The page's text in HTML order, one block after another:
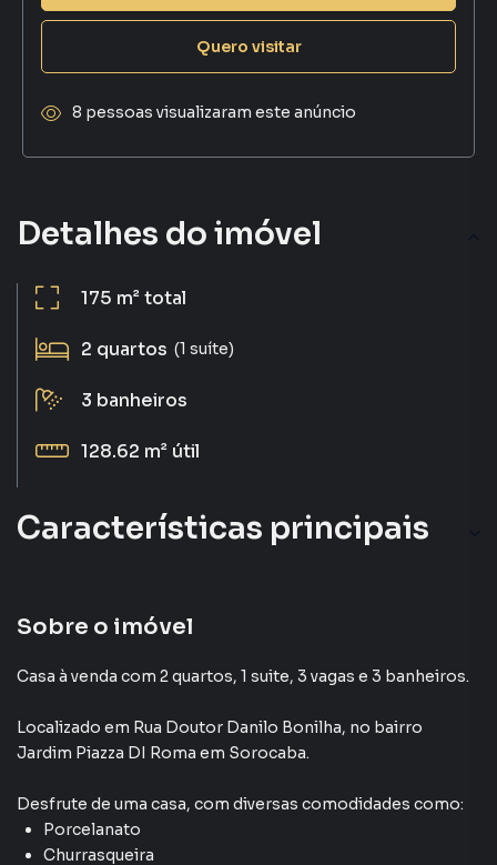
Detalhes do imóvel
175 m²total
2 quartos (1 suíte)
3 banheiros
128.62 m² útil
Características principais
Aquecimento Elétrico
Armário Suíte
Churrasqueira
Sobre o imóvel
Casa à venda com 2 quartos, 1 suite, 3 vagas e 3 banheiros.
Localizado em Rua Doutor Danilo Bonilha, no bairro
Jardim Piazza DI Roma em Sorocaba.
Desfrute de uma casa, com diversas comodidades como:
Porcelanato
Churrasqueira
Quero visitar
8 pessoas visualizaram este anúncio